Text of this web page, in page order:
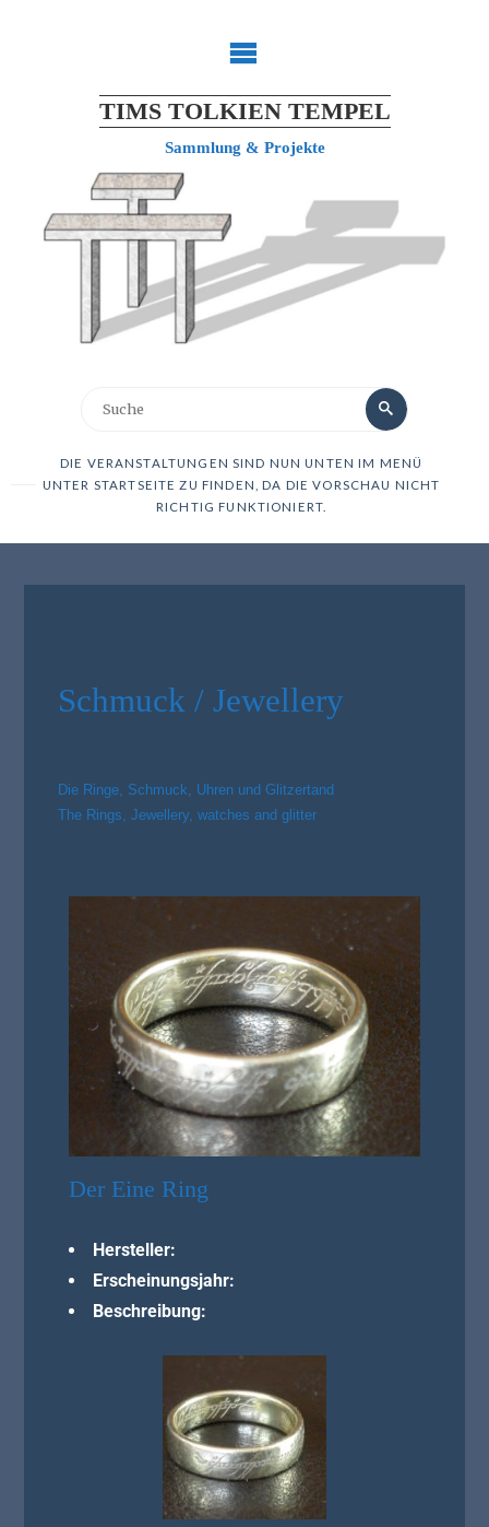
TIMS TOLKIEN TEMPEL
Sammlung & Projekte
DIE VERANSTALTUNGEN SIND NUN UNTEN IM MENÜ
UNTER STARTSEITE ZU FINDEN, DA DIE VORSCHAU NICHT
RICHTIG FUNKTIONIERT.
Schmuck / Jewellery
Die Ringe, Schmuck, Uhren und Glitzertand
The Rings, Jewellery, watches and glitter
Der Eine Ring
Hersteller:
Erscheinungsjahr:
Beschreibung: